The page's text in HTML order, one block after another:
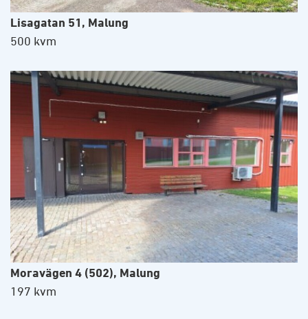
Lisagatan 51, Malung
500 kvm
Moravägen 4 (502), Malung
197 kvm